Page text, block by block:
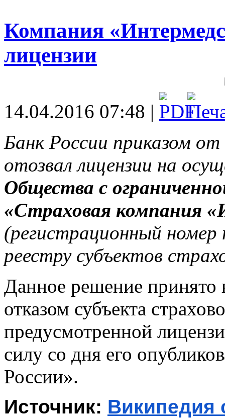
Компания
лицензии
14.04.2016 07:48 |
Банк России приказом
отозвал лицензии на
Общества с
«Страховая компания
(регистрационный номер
реестру субъектов
Данное решение принято
отказом субъекта
предусмотренной
силу со дня его
России».
Источник: Википедия